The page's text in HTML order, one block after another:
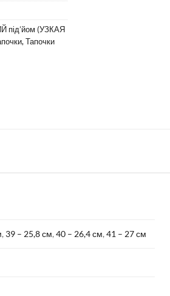
під’йом (УЗКАЯ
, Тапочки
, 39 – 25,8 см,40 – 26,4 см,41 – 27 см